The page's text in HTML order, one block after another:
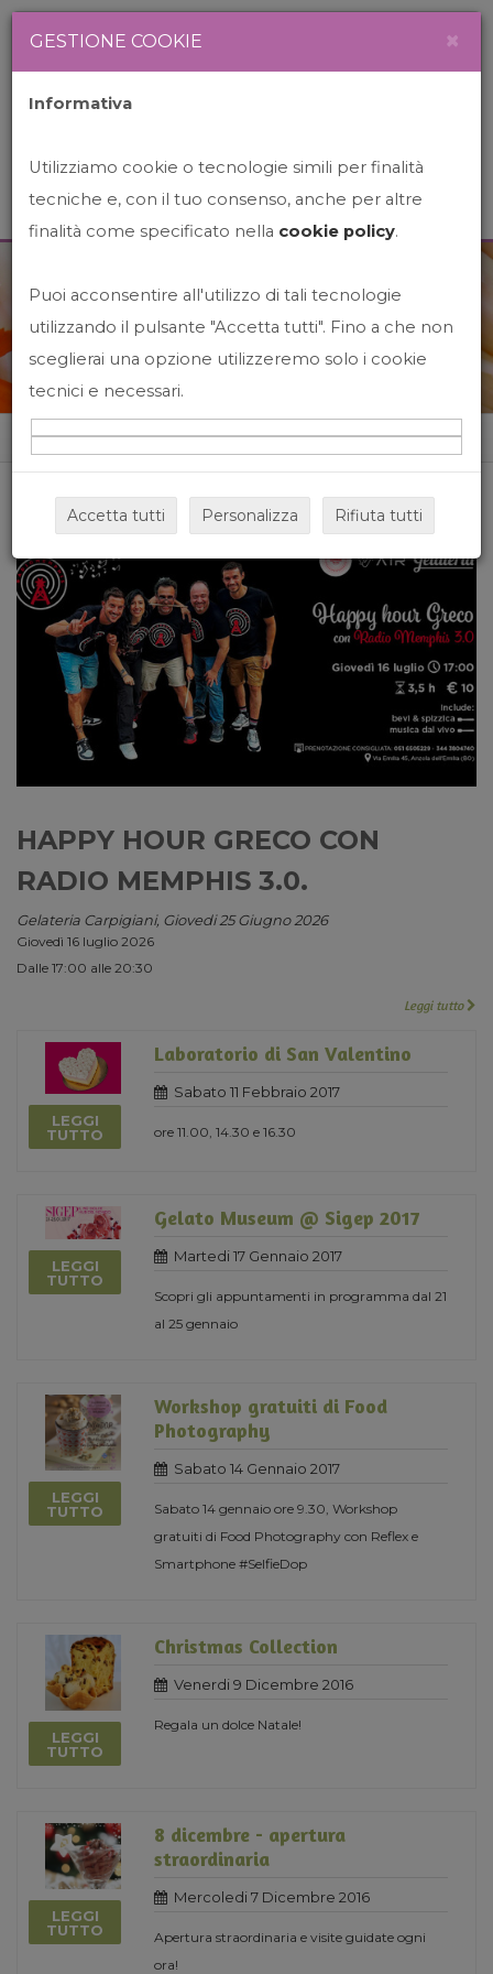
News&Events
Home News&events
HAPPY HOUR GRECO CON
RADIO MEMPHIS 3.0.
Gelateria Carpigiani, Giovedi 25 Giugno 2026
Giovedì 16 luglio 2026
Dalle 17:00 alle 20:30
Leggi tutto
LEGGI
TUTTO
Laboratorio di San Valentino
Sabato 11 Febbraio 2017
ore 11.00, 14.30 e 16.30
LEGGI
TUTTO
Gelato Museum @ Sigep 2017
Martedi 17 Gennaio 2017
Scopri gli appuntamenti in programma dal 21
al 25 gennaio
LEGGI
TUTTO
Workshop gratuiti di Food
Photography
Sabato 14 Gennaio 2017
Sabato 14 gennaio ore 9.30, Workshop
gratuiti di Food Photography con Reflex e
Smartphone #SelfieDop
LEGGI
TUTTO
Christmas Collection
Venerdi 9 Dicembre 2016
Regala un dolce Natale!
LEGGI
TUTTO
8 dicembre - apertura
straordinaria
Mercoledi 7 Dicembre 2016
Apertura straordinaria e visite guidate ogni
ora!
GESTIONE COOKIE ×
Informativa
Utilizziamo cookie o tecnologie simili per finalità
tecniche e, con il tuo consenso, anche per altre
finalità come specificato nella cookie policy.
Puoi acconsentire all'utilizzo di tali tecnologie
utilizzando il pulsante "Accetta tutti". Fino a che non
sceglierai una opzione utilizzeremo solo i cookie
tecnici e necessari.
Accetta tutti Personalizza Rifiuta tutti